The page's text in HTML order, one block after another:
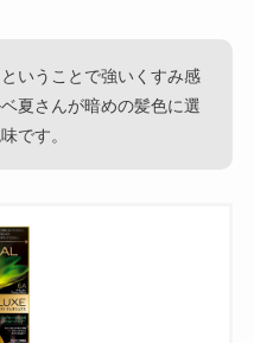
いうことで強いくすみ感
夏さんが暗めの髪色に選
です。